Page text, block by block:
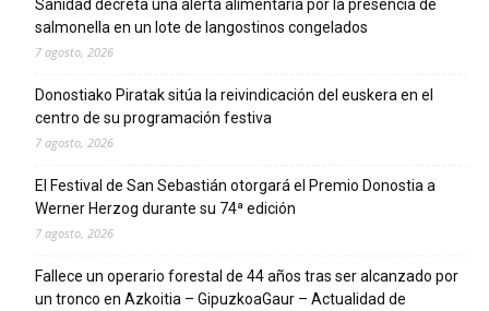
Sanidad decreta una alerta alimentaria por la presencia de
salmonella en un lote de langostinos congelados
7 agosto, 2026
Donostiako Piratak sitúa la reivindicación del euskera en el
centro de su programación festiva
7 agosto, 2026
El Festival de San Sebastián otorgará el Premio Donostia a
Werner Herzog durante su 74ª edición
7 agosto, 2026
Fallece un operario forestal de 44 años tras ser alcanzado por
un tronco en Azkoitia – GipuzkoaGaur – Actualidad de